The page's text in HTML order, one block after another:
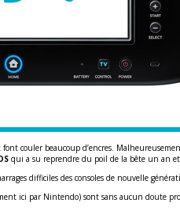
couler beaucoup d’encres.
qui a su reprendre du poil de la bête un an
difficiles des consoles de nouvelle
ici par Nintendo) sont sans aucun doute